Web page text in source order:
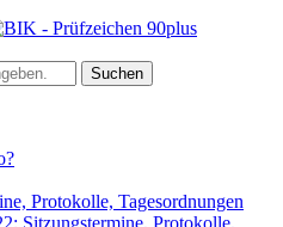
Suchen
Protokolle, Tagesordnungen